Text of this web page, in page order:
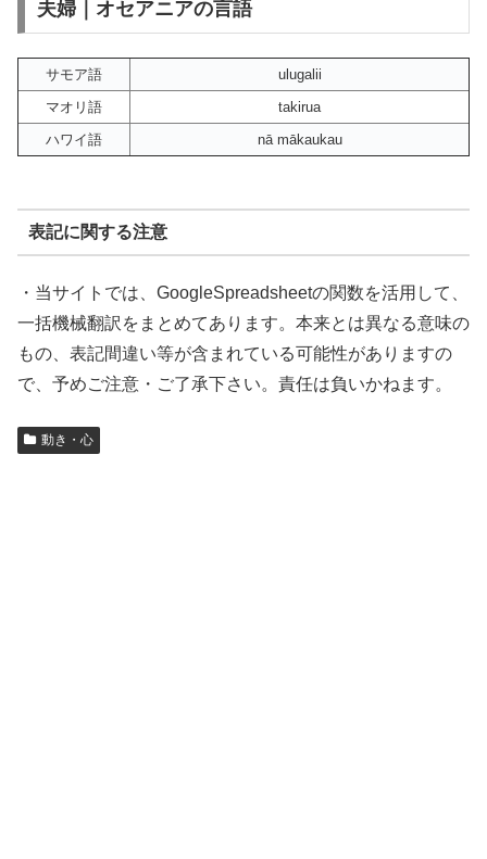
夫婦｜オセアニアの言語
サモア語
ulugalii
マオリ語
takirua
ハワイ語
nā mākaukau
表記に関する注意
・当サイトでは、GoogleSpreadsheetの関数を活用して、
一括機械翻訳をまとめてあります。本来とは異なる意味の
もの、表記間違い等が含まれている可能性がありますの
で、予めご注意・ご了承下さい。責任は負いかねます。
動き・心